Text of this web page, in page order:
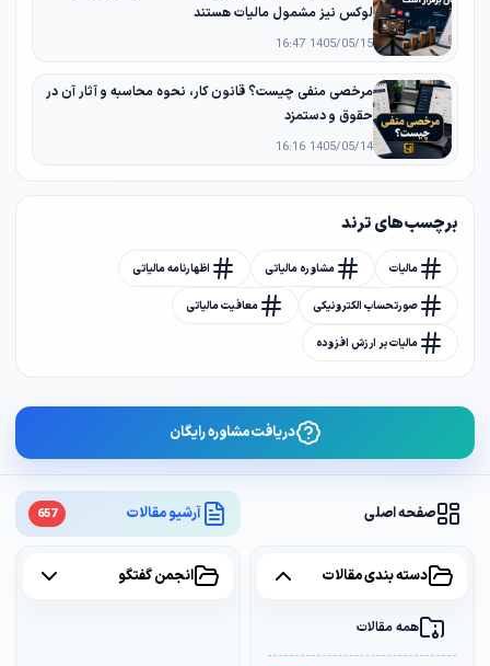
صفحه اصلی آرشیو مقالات 657
دسته بندی مقالات
همه مقالات
انجمن گفتگو
لوکس نیز مشمول مالیات هستند
1405/05/15 16:47
مرخصی منفی چیست؟ قانون کار، نحوه محاسبه و آثار آن در
حقوق و دستمزد
1405/05/14 16:16
برچسب های ترند
مالیات مشاوره مالیاتی اظهارنامه مالیاتی
صورتحساب الکترونیکی معافیت مالیاتی
مالیات بر ارزش افزوده
دریافت مشاوره رایگان